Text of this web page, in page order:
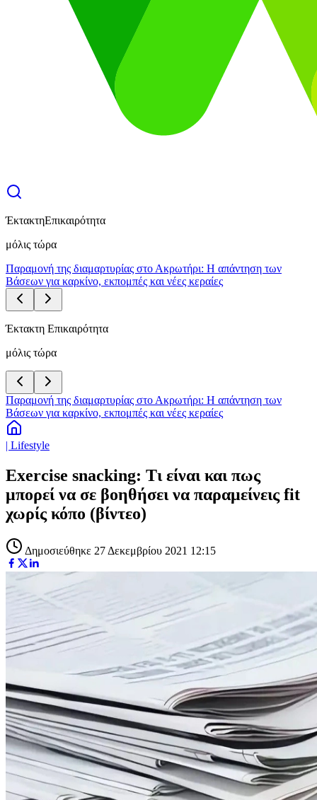
ΈκτακτηΕπικαιρότητα
μόλις τώρα
Παραμονή της διαμαρτυρίας στο Ακρωτήρι: Η απάντηση των
Βάσεων για καρκίνο, εκπομπές και νέες κεραίες
Έκτακτη Επικαιρότητα
μόλις τώρα
Παραμονή της διαμαρτυρίας στο Ακρωτήρι: Η απάντηση των
Βάσεων για καρκίνο, εκπομπές και νέες κεραίες
| Lifestyle
Εxercise snacking: Τι είναι και πως
μπορεί να σε βοηθήσει να παραμείνεις fit
χωρίς κόπο (βίντεο)
Δημοσιεύθηκε 27 Δεκεμβρίου 2021 12:15